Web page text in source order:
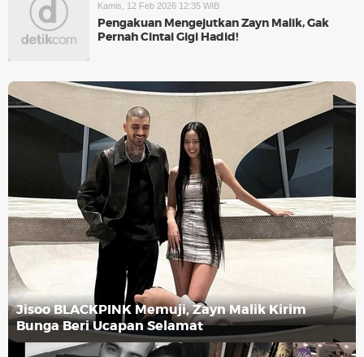
Kamis, 12 Feb 2026 12:35 WIB
Pengakuan Mengejutkan Zayn Malik, Gak
Pernah Cintai Gigi Hadid!
Jisoo BLACKPINK Memuji, Zayn Malik Kirim
Bunga Beri Ucapan Selamat